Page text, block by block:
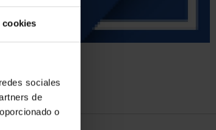
cookies
sociales
de
o